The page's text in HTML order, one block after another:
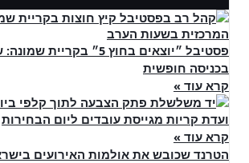
פסטיבל ״יוצאים בחוץ 5״
בכניסה חופשית
קרא עוד »
ועדת קריות מגייסת עובדים ליום הבחירות
קרא עוד »
הטרנד שכובש את אולמות האירועים